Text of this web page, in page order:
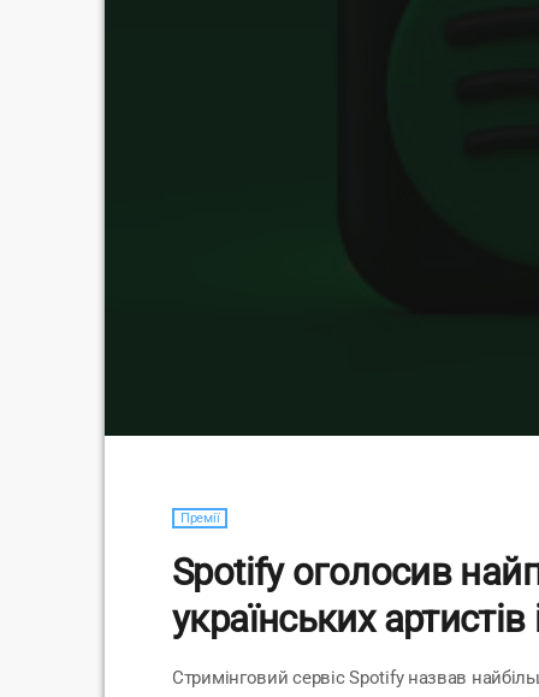
Премії
Spotify оголосив
українських
Стримінговий сервіс Spotify назвав